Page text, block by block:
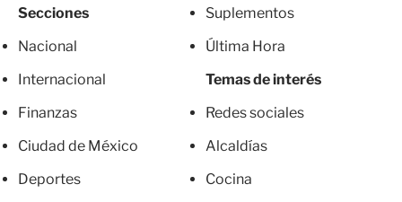
Secciones
Nacional
Internacional
Finanzas
Ciudad de México
Deportes
Suplementos
Última Hora
Temas de interés
Redes sociales
Alcaldías
Cocina